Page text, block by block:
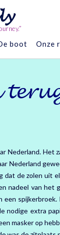
boot Onze
Nederland. Het
Nederland
de zolen uit
nadeel van
nodige extra
masker op